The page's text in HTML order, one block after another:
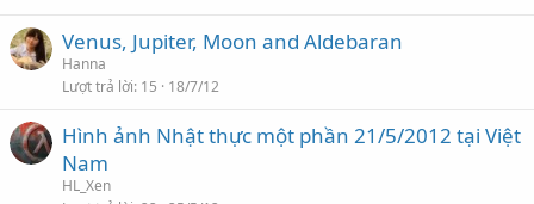
Venus, Jupiter, Moon and Aldebaran
Hanna
Lượt trả lời 15 18/7/12
Hình ảnh Nhật thực một phần 21/5/2012 tại Việt
Nam
HL_Xen